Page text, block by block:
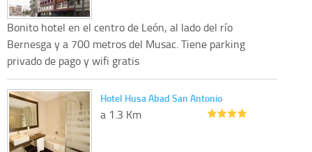
Bonito hotel en el centro de León, al lado del río
Bernesga y a 700 metros del Musac. Tiene parking
privado de pago y wifi gratis
Hotel Husa Abad San Antonio
a 1.3 Km